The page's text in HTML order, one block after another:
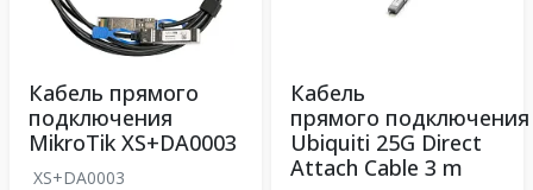
Кабель прямого
подключения
MikroTik XS+DA0003
XS+DA0003
Кабель
прямого подключения
Ubiquiti 25G Direct
Attach Cable 3 m